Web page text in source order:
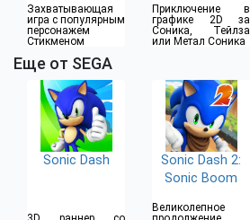
Захватывающая
игра с популярным
персонажем
Стикменом
Episode II
Приключение в
графике 2D за
Соника, Тейлза
или Метал Соника
Еще от SEGA
Sonic Dash
Sonic Dash 2:
Sonic Boom
Великолепное